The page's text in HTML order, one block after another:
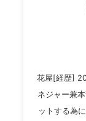
花屋[経歴]
ネジャー兼
ットする為